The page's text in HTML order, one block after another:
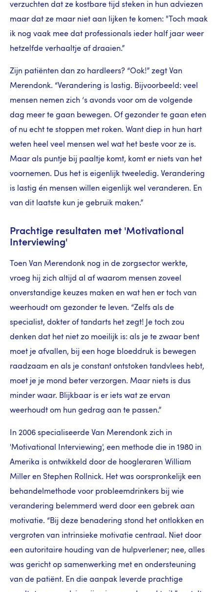
verzuchten dat ze kostbare tijd steken in hun adviezen
maar dat ze maar niet aan lijken te komen: "Toch maak
ik nog vaak mee dat professionals ieder half jaar weer
hetzelfde verhaaltje af draaien.”
Zijn patiënten dan zo hardleers? “Ook!” zegt Van
Merendonk. “Verandering is lastig. Bijvoorbeeld: veel
mensen nemen zich ‘s avonds voor om de volgende
dag meer te gaan bewegen. Of gezonder te gaan eten
of nu echt te stoppen met roken. Want diep in hun hart
weten heel veel mensen wel wat het beste voor ze is.
Maar als puntje bij paaltje komt, komt er niets van het
voornemen. Dus het is eigenlijk tweeledig. Verandering
is lastig én mensen willen eigenlijk wel veranderen. En
van dit laatste kun je gebruik maken.”
Prachtige resultaten met 'Motivational
Interviewing'
Toen Van Merendonk nog in de zorgsector werkte,
vroeg hij zich altijd al af waarom mensen zoveel
onverstandige keuzes maken en wat hen er toch van
weerhoudt om gezonder te leven. “Zelfs als de
specialist, dokter of tandarts het zegt! Je toch zou
denken dat het niet zo moeilijk is: als je te zwaar bent
moet je afvallen, bij een hoge bloeddruk is bewegen
raadzaam en als je constant ontstoken tandvlees hebt,
moet je je mond beter verzorgen. Maar niets is dus
minder waar. Blijkbaar is er iets wat ze ervan
weerhoudt om hun gedrag aan te passen.”
In 2006 specialiseerde Van Merendonk zich in
'Motivational Interviewing', een methode die in 1980 in
Amerika is ontwikkeld door de hoogleraren William
Miller en Stephen Rollnick. Het was oorspronkelijk een
behandelmethode voor probleemdrinkers bij wie
verandering belemmerd werd door een gebrek aan
motivatie. “Bij deze benadering stond het ontlokken en
vergroten van intrinsieke motivatie centraal. Niet door
een autoritaire houding van de hulpverlener; nee, alles
was gericht op samenwerking met en ondersteuning
van de patiënt. En die aanpak leverde prachtige